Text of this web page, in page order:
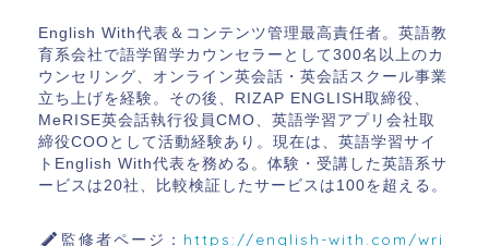
English With代表＆コンテンツ管理最高責任者。英語教
育系会社で語学留学カウンセラーとして300名以上のカ
ウンセリング、オンライン英会話・英会話スクール事業
立ち上げを経験。その後、RIZAP ENGLISH取締役、
MeRISE英会話執行役員CMO、英語学習アプリ会社取
締役COOとして活動経験あり。現在は、英語学習サイ
トEnglish With代表を務める。体験・受講した英語系サ
ービスは20社、比較検証したサービスは100を超える。
監修者ページ： https://english-with.com/wri